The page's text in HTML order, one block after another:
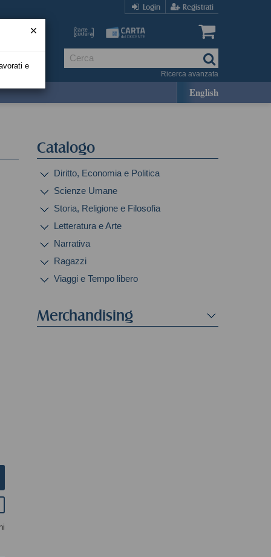
Login Registrati
Ricerca avanzata
English
Catalogo
Diritto, Economia e Politica
Scienze Umane
Storia, Religione e Filosofia
Letteratura e Arte
Narrativa
Ragazzi
Viaggi e Tempo libero
Merchandising
e